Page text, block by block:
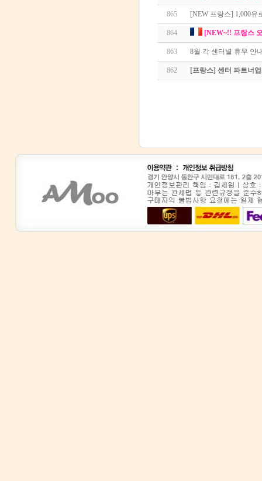
865 [NEW 프랑스] 1,000유
864 [NEW~!! 프랑스
863 8월 각 센터별 휴무 안
862 [프랑스] 센터 파트너